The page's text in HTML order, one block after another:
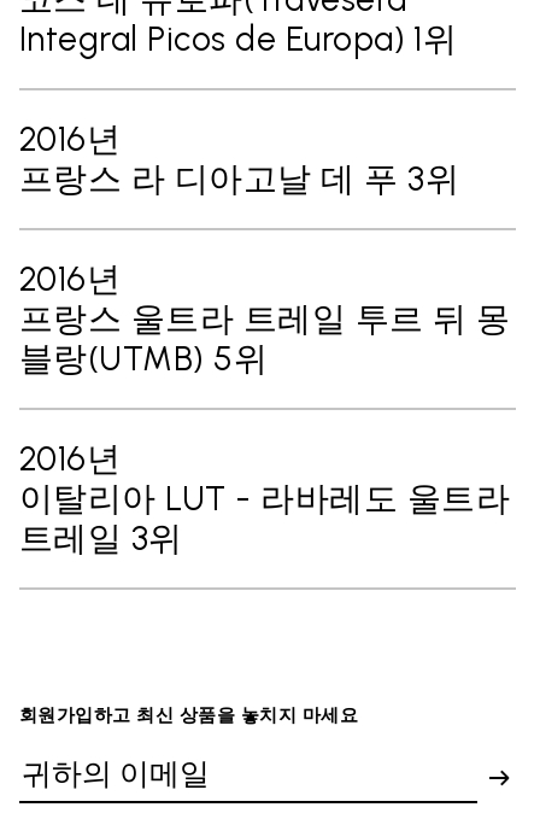
Integral Picos de Europa) 1위
2016년
프랑스 라 디아고날 데 푸 3위
2016년
프랑스 울트라 트레일 투르 뒤 몽
블랑(UTMB) 5위
2016년
이탈리아 LUT - 라바레도 울트라
트레일 3위
회원가입하고 최신 상품을 놓치지 마세요